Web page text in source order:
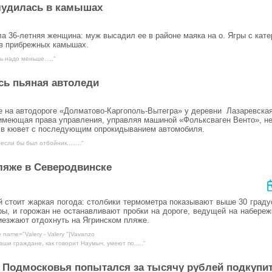
в камышах
36-летняя женщина: муж высадил ее в районе маяка на о. Ягры с
прибрежных камышах.
надо меньше....."
пьяная автоледи
автодороге «Долматово-Каргополь-Вытегра» у деревни
права управления, управляя машиной «Фольксваген Венто», не
кювет с последующим опрокидыванием автомобиля.
бы был отбойник........"
в Северодвинске
жаркая погода: столбики термометра показывают выше 30
и горожан не останавливают пробки на дороге, ведущей на
отдохнуть на Ягринском пляже.
- Valery "]Vavanzo
граждане, как говорит Наумыч, умеют по....."
попытался за тысячу рублей